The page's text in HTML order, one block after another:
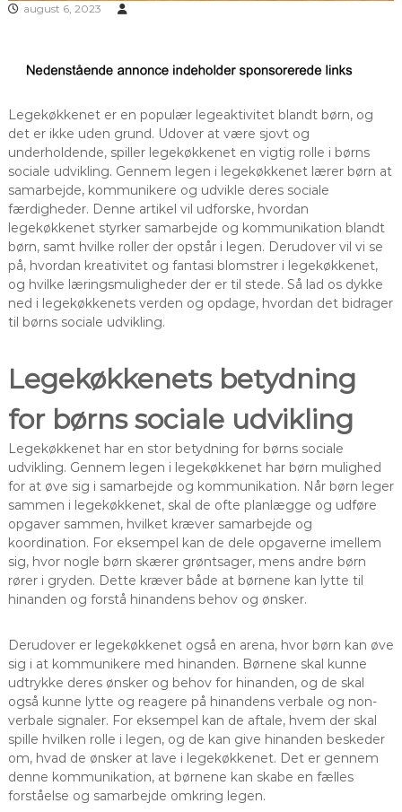
august 6, 2023
Legekøkkenet er en populær legeaktivitet blandt børn, og
det er ikke uden grund. Udover at være sjovt og
underholdende, spiller legekøkkenet en vigtig rolle i børns
sociale udvikling. Gennem legen i legekøkkenet lærer børn at
samarbejde, kommunikere og udvikle deres sociale
færdigheder. Denne artikel vil udforske, hvordan
legekøkkenet styrker samarbejde og kommunikation blandt
børn, samt hvilke roller der opstår i legen. Derudover vil vi se
på, hvordan kreativitet og fantasi blomstrer i legekøkkenet,
og hvilke læringsmuligheder der er til stede. Så lad os dykke
ned i legekøkkenets verden og opdage, hvordan det bidrager
til børns sociale udvikling.
Legekøkkenets betydning
for børns sociale udvikling
Legekøkkenet har en stor betydning for børns sociale
udvikling. Gennem legen i legekøkkenet har børn mulighed
for at øve sig i samarbejde og kommunikation. Når børn leger
sammen i legekøkkenet, skal de ofte planlægge og udføre
opgaver sammen, hvilket kræver samarbejde og
koordination. For eksempel kan de dele opgaverne imellem
sig, hvor nogle børn skærer grøntsager, mens andre børn
rører i gryden. Dette kræver både at børnene kan lytte til
hinanden og forstå hinandens behov og ønsker.
Derudover er legekøkkenet også en arena, hvor børn kan øve
sig i at kommunikere med hinanden. Børnene skal kunne
udtrykke deres ønsker og behov for hinanden, og de skal
også kunne lytte og reagere på hinandens verbale og non-
verbale signaler. For eksempel kan de aftale, hvem der skal
spille hvilken rolle i legen, og de kan give hinanden beskeder
om, hvad de ønsker at lave i legekøkkenet. Det er gennem
denne kommunikation, at børnene kan skabe en fælles
forståelse og samarbejde omkring legen.